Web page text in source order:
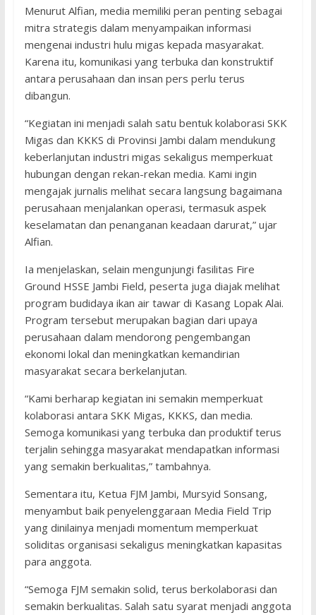
Menurut Alfian, media memiliki peran penting sebagai
mitra strategis dalam menyampaikan informasi
mengenai industri hulu migas kepada masyarakat.
Karena itu, komunikasi yang terbuka dan konstruktif
antara perusahaan dan insan pers perlu terus
dibangun.
“Kegiatan ini menjadi salah satu bentuk kolaborasi SKK
Migas dan KKKS di Provinsi Jambi dalam mendukung
keberlanjutan industri migas sekaligus memperkuat
hubungan dengan rekan-rekan media. Kami ingin
mengajak jurnalis melihat secara langsung bagaimana
perusahaan menjalankan operasi, termasuk aspek
keselamatan dan penanganan keadaan darurat,” ujar
Alfian.
Ia menjelaskan, selain mengunjungi fasilitas Fire
Ground HSSE Jambi Field, peserta juga diajak melihat
program budidaya ikan air tawar di Kasang Lopak Alai.
Program tersebut merupakan bagian dari upaya
perusahaan dalam mendorong pengembangan
ekonomi lokal dan meningkatkan kemandirian
masyarakat secara berkelanjutan.
“Kami berharap kegiatan ini semakin memperkuat
kolaborasi antara SKK Migas, KKKS, dan media.
Semoga komunikasi yang terbuka dan produktif terus
terjalin sehingga masyarakat mendapatkan informasi
yang semakin berkualitas,” tambahnya.
Sementara itu, Ketua FJM Jambi, Mursyid Sonsang,
menyambut baik penyelenggaraan Media Field Trip
yang dinilainya menjadi momentum memperkuat
soliditas organisasi sekaligus meningkatkan kapasitas
para anggota.
“Semoga FJM semakin solid, terus berkolaborasi dan
semakin berkualitas. Salah satu syarat menjadi anggota